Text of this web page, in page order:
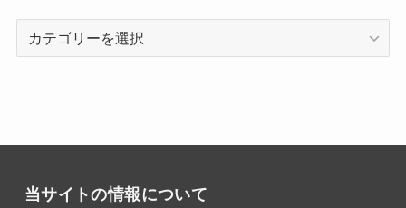
当サイトの情報について